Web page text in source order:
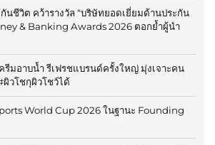
นชีวิต คว้ารางวัล “บริษัทยอดเยี่ยมด้านประกัน
& Banking Awards 2026 ตอกย้ำผู้นำ
มอาบน้ำ รีเฟรชแบรนด์ครั้งใหญ่ มุ่งเจาะคน
ผิวโชกุผิวโชว์ได้
World Cup 2026 ในฐานะ Founding